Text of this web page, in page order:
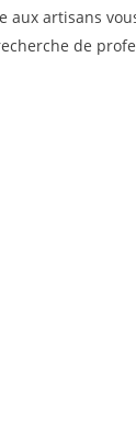
aux artisans
de